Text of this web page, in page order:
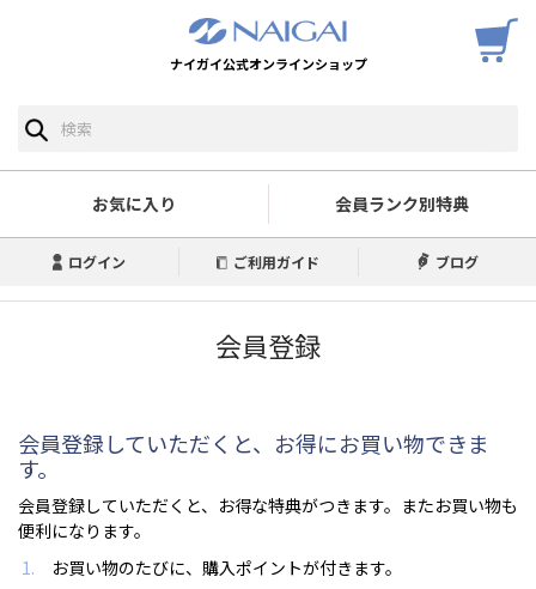
ナイガイ公式オンラインショップ
お気に入り 会員ランク別特典
ログイン ご利用ガイド ブログ
会員登録
会員登録していただくと、お得にお買い物できま
す。
会員登録していただくと、お得な特典がつきます。またお買い物も
便利になります。
お買い物のたびに、購入ポイントが付きます。